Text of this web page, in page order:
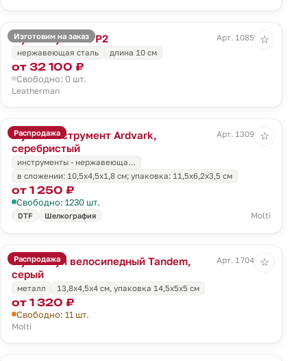
Изготовим на заказ
Мультитул Free P2
Арт. 10855.10
нержавеющая сталь
длина 10 см
от 32 100 ₽
Свободно: 0 шт.
Leatherman
☆
Распродажа
Мультиинструмент Ardvark,
серебристый
Арт. 13090.10
инструменты - нержавеюща…
в сложении: 10,5х4,5х1,8 см; упаковка: 11,5х6,2х3,5 см
от 1 250 ₽
Свободно: 1230 шт.
DTF Шелкография Molti
☆
Распродажа
Мультитул велосипедный Tandem,
серый
Арт. 17042.10
металл 13,8x4,5x4 см, упаковка 14,5х5х5 см
от 1 320 ₽
Свободно: 11 шт.
Molti
☆